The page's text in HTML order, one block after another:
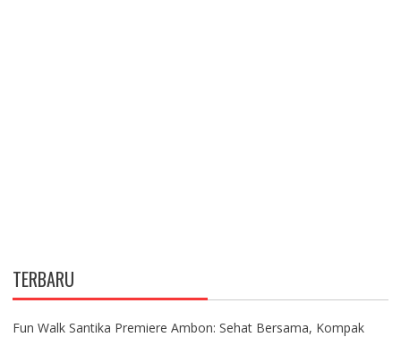
TERBARU
Fun Walk Santika Premiere Ambon: Sehat Bersama, Kompak